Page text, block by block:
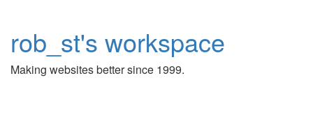
rob_st's workspace
Making websites better since 1999.